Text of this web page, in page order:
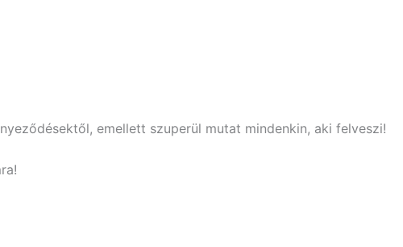
emellett szuperül mutat mindenkin, aki felveszi!